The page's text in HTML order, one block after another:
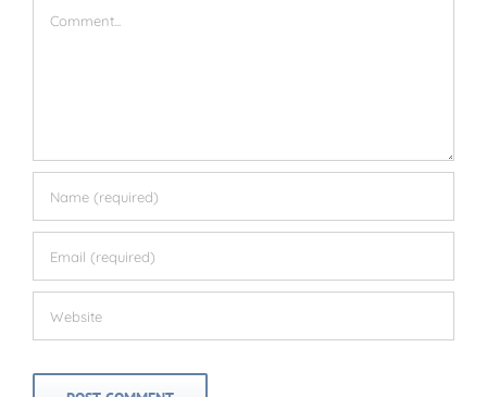
Comment